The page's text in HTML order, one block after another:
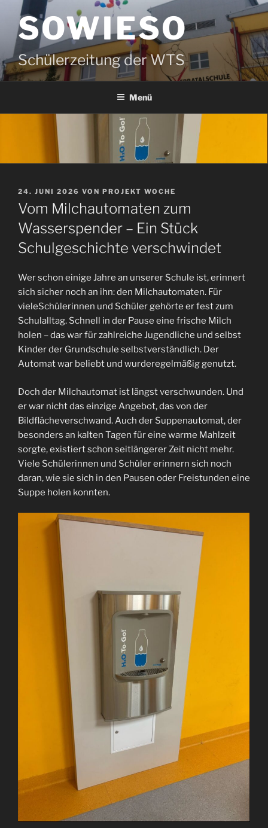
Inhalt
springenSOWIESO
Schülerzeitung der WTS
Menü
VERÖFFENTLICHT
AM
24. JUNI 2026 VON PROJEKT WOCHE
Vom Milchautomaten zum
Wasserspender – Ein Stück
Schulgeschichte verschwindet
Wer schon einige Jahre an unserer Schule ist, erinnert
sich sicher noch an ihn: den Milchautomaten. Für
vieleSchülerinnen und Schüler gehörte er fest zum
Schulalltag. Schnell in der Pause eine frische Milch
holen – das war für zahlreiche Jugendliche und selbst
Kinder der Grundschule selbstverständlich. Der
Automat war beliebt und wurderegelmäßig genutzt.
Doch der Milchautomat ist längst verschwunden. Und
er war nicht das einzige Angebot, das von der
Bildflächeverschwand. Auch der Suppenautomat, der
besonders an kalten Tagen für eine warme Mahlzeit
sorgte, existiert schon seitlängerer Zeit nicht mehr.
Viele Schülerinnen und Schüler erinnern sich noch
daran, wie sie sich in den Pausen oder Freistunden eine
Suppe holen konnten.